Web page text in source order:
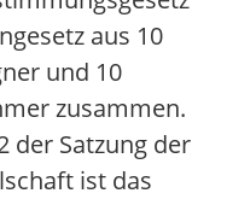
aus 10
und 10
zusammen.
der Satzung der
ist das